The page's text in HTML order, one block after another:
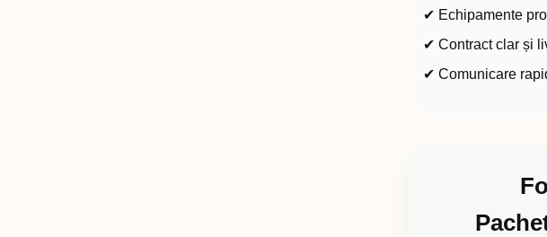
✔ Echipamente
✔ Contract clar și
✔ Comunicare